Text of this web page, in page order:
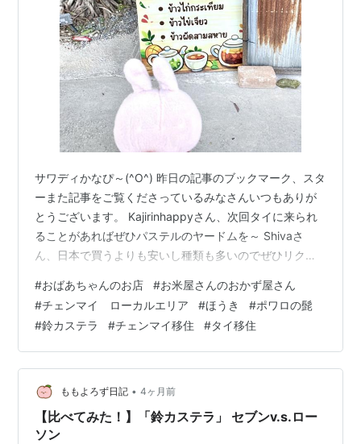
サワディかなぴ～(^O^) 昨日の記事のブックマーク、スタ
ーまた記事をご覧くださっているみなさんいつもありが
とうございます。 Kajirinhappyさん、次回タイに来られ
ることがあればぜひパステルのヤードムを～ Shivaさ
ん、日本で買うよりも安いし種類も多いのでぜひリクエ
たチェンマイです。 朝からパラパラと雨が降ったり、雨
が降る前の雨のにおいや、少し湿った風を感じる日がこ
こ最近は多くなってきました。 そんな季節の変わり目で
すが、ローカルエリアではいつも通りの朝が始まってい
ます。 タイ料理を出す屋台ができたのかな？ by かなぴ
ー 自宅コン…
#おばあちゃんのお店 #お米屋さんのおかず屋さん
#チェンマイ ローカルエリア #ほうき #ポワロの髭
#鈴カステラ #チェンマイ移住 #タイ移住
ももよろず日記 • 4ヶ月前
【比べてみた！】「鈴カステラ」 セブンv.s.ロー
ソン